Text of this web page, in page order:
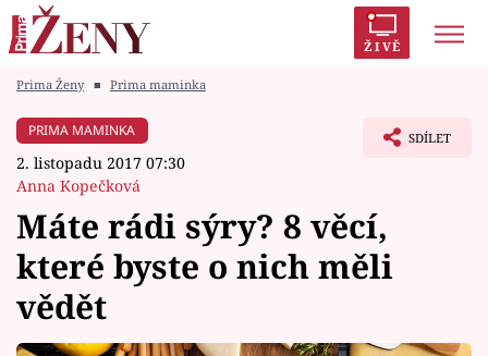
ŽIVĚ
Módní alarm
Zrádci
Témata
Celebrity
Prima Ženy ■ Prima maminka
PRIMA MAMINKA
2. listopadu 2017 07:30
Anna Kopečková
SDÍLET
Máte rádi sýry? 8 věcí,
které byste o nich měli
vědět